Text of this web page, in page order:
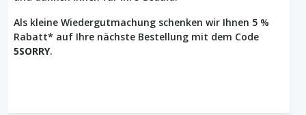
Als kleine Wiedergutmachung schenken wir Ihnen 5 %
Rabatt* auf Ihre nächste Bestellung mit dem Code
5SORRY.